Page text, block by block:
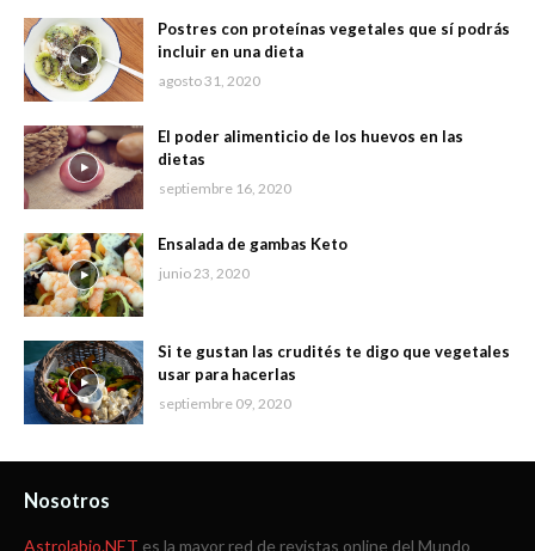
Postres con proteínas vegetales que sí podrás
incluir en una dieta
agosto 31, 2020
El poder alimenticio de los huevos en las
dietas
septiembre 16, 2020
Ensalada de gambas Keto
junio 23, 2020
Si te gustan las crudités te digo que vegetales
usar para hacerlas
septiembre 09, 2020
Nosotros
Astrolabio.NET es la mayor red de revistas online del Mundo